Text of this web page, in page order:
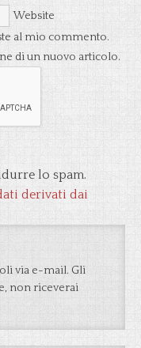
Website
al mio commento.
di un nuovo articolo.
lo spam.
derivati dai
via e-mail. Gli
non riceverai